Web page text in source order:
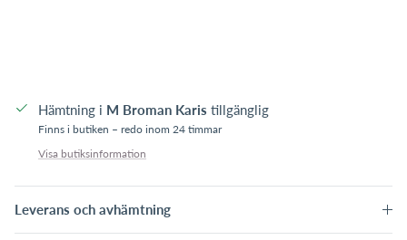
Hämtning i M Broman Karis tillgänglig
Finns i butiken – redo inom 24 timmar
Visa butiksinformation
Leverans och avhämtning